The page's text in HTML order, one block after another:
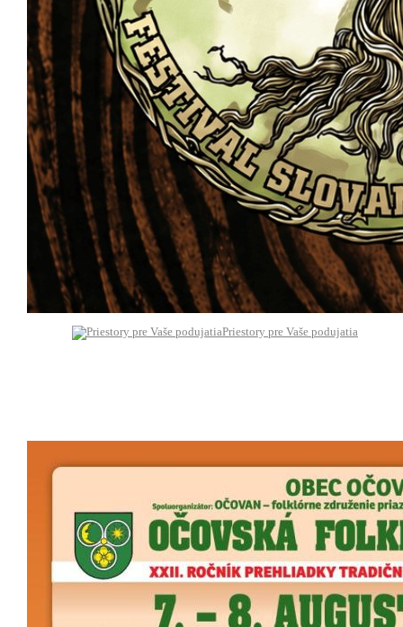
Priestory pre Vaše podujatia